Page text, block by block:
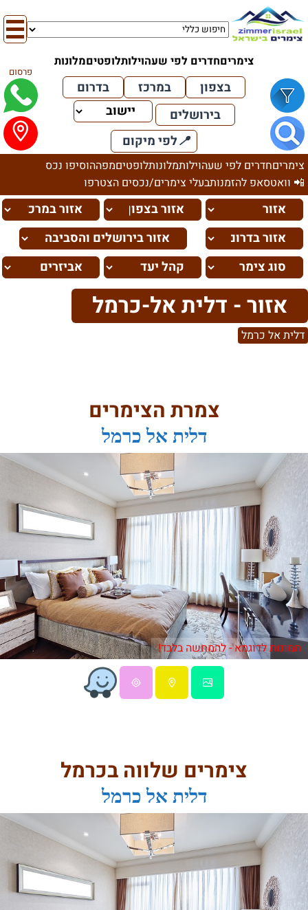
צימריםחדרים לפי שעהוילותלופטיםמלונות
פרסום
בצפון במרכז
בדרום
בירושלים
📍לפי מיקום
צימריםחדרים לפי שעהוילותמלונותלופטיםמפההוסיפו נכס
📲 וואטסאפ להזמנותבעלי צימרים/נכסים הצטרפו
אזור - דלית אל-כרמל
דלית אל כרמל
צמרת הצימרים
דלית אל כרמל
תמונות לדוגמא - להמחשה בלבד!
צימרים שלווה בכרמל
דלית אל כרמל